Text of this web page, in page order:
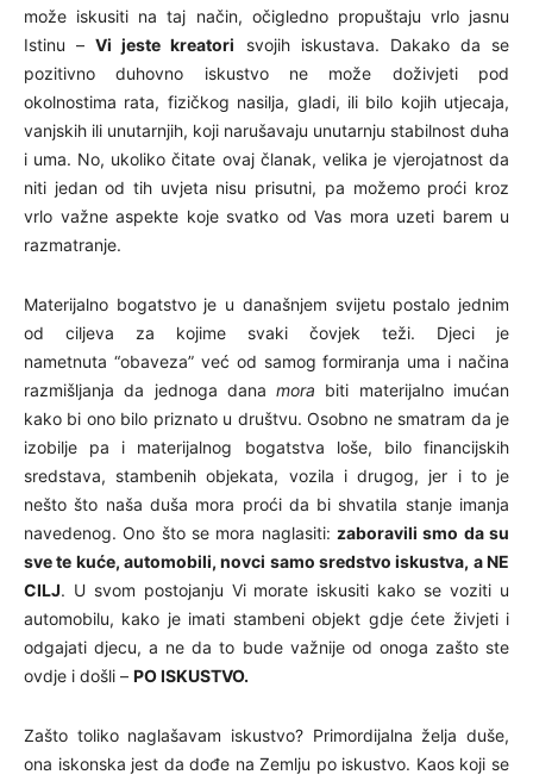
može iskusiti na taj način, očigledno propuštaju vrlo jasnu
Istinu –Vijeste kreatori svojih iskustava. Dakako da se
pozitivno duhovno iskustvo ne može doživjeti pod
okolnostima rata, fizičkog nasilja, gladi, ili bilo kojih utjecaja,
vanjskih ili unutarnjih, koji narušavaju unutarnju stabilnost duha
i uma. No, ukoliko čitate ovaj članak, velika je vjerojatnost da
niti jedan od tih uvjeta nisu prisutni, pa možemo proći kroz
vrlo važne aspekte koje svatko od Vas mora uzeti barem u
razmatranje.
Materijalno bogatstvo je u današnjem svijetu postalo jednim
od ciljeva za kojime svaki čovjek teži. Djeci je
nametnuta “obaveza” već od samog formiranja uma i načina
razmišljanja da jednoga danamora biti materijalno imućan
kako bi ono bilo priznato u društvu. Osobno ne smatram da je
izobilje pa i materijalnog bogatstva loše, bilo financijskih
sredstava, stambenih objekata, vozila i drugog, jer i to je
nešto što naša duša mora proći da bi shvatila stanje imanja
navedenog. Ono što se mora naglasiti: zaboravili smo da su
sve te kuće, automobili, novci samo sredstvo iskustva, a NE
CILJ. U svom postojanju Vi morate iskusiti kako se voziti u
automobilu, kako je imati stambeni objekt gdje ćete živjeti i
odgajati djecu, a ne da to bude važnije od onoga zašto ste
ovdje i došli – PO ISKUSTVO.
Zašto toliko naglašavam iskustvo? Primordijalna želja duše,
ona iskonska jest da dođe na Zemlju po iskustvo. Kaos koji se